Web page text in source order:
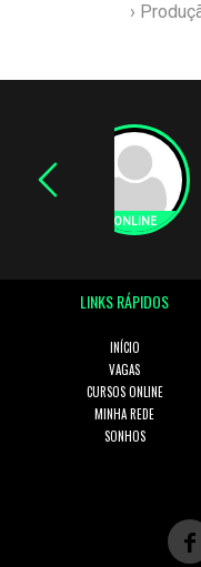
›
LINKS RÁPIDOS
INÍCIO
VAGAS
CURSOS ONLINE
MINHA REDE
SONHOS